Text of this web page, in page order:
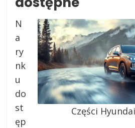
Części
N
a
ry
nk
u
do
st
ęp